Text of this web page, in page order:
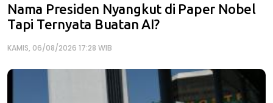
Nama Presiden Nyangkut di Paper Nobel
Tapi Ternyata Buatan AI?
KAMIS, 06/08/2026 17:28 WIB